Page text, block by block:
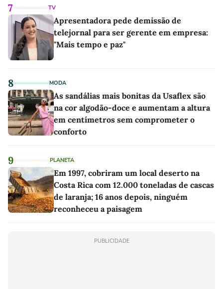
7 TV
Apresentadora pede demissão de
telejornal para ser gerente em empresa:
"Mais tempo e paz"
8 MODA
As sandálias mais bonitas da Usaflex são
na cor algodão-doce e aumentam a altura
em centímetros sem comprometer o
conforto
9 PLANETA
Em 1997, cobriram um local deserto na
Costa Rica com 12.000 toneladas de cascas
de laranja; 16 anos depois, ninguém
reconheceu a paisagem
PUBLICIDADE